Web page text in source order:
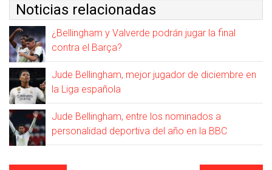
Noticias relacionadas
¿Bellingham y Valverde podrán jugar la final
contra el Barça?
Jude Bellingham, mejor jugador de diciembre en
la Liga española
Jude Bellingham, entre los nominados a
personalidad deportiva del año en la BBC